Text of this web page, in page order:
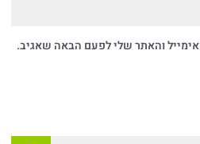
והאתר שלי לפעם הבאה שאגיב.